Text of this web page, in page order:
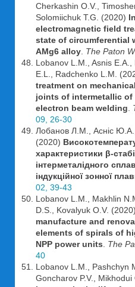
Cherkashin O.V.,
Solomiichuk T.G. (2020)
electromagnetic field
state of circumferential
AMg6 alloy The Paton
Lobanov L.M., Asnis
E.L., Radchenko L.M.
treatment on
joints of intermetallic
electron beam welding
09, 26-30
Лобанов Л.М., Асніс Ю.А.,
(2020)
характеристики β-
інтерметалідного
індукційної зонної
02, 39-43
Lobanov L.M., Makhlin
D.S., Kovalyuk O.V. (2020)
manufacture and
elements of spirals of
NPP power units
The
40
Lobanov L.M., Pashchyn
Goncharov P.V.,